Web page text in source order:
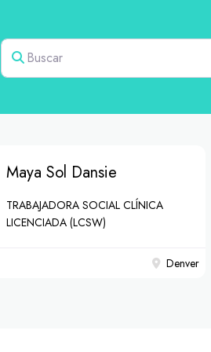
Buscar
Maya Sol Dansie
TRABAJADORA SOCIAL CLÍNICA
LICENCIADA (LCSW)
Denver